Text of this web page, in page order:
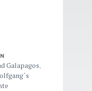
Galapagos,